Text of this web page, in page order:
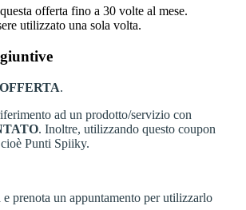
offerta fino a 30 volte al mese.
utilizzato una sola volta.
OFFERTA.
ad un prodotto/servizio con
. Inoltre, utilizzando questo coupon
Punti Spiiky.
e prenota un appuntamento per utilizzarlo